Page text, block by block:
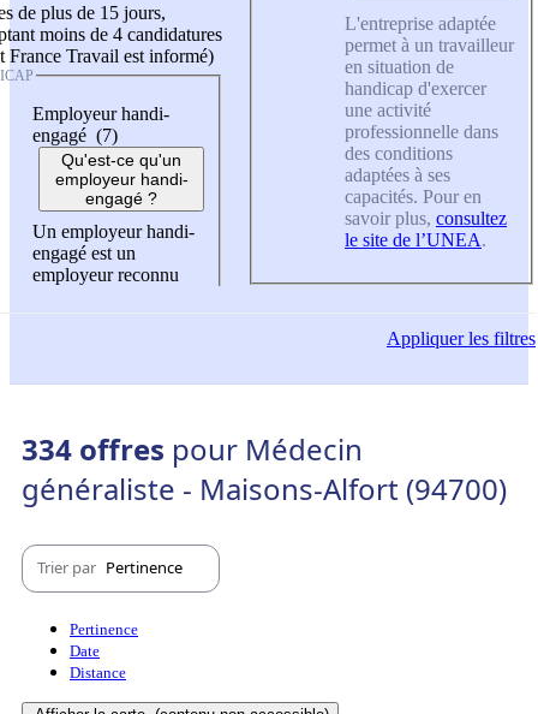
de plus de 15 jours,
moins de 4 candidatures
France Travail est informé)
Employeur handi-
engagé (7)
Qu'est-ce qu'un
employeur handi-
engagé ?
Un employeur handi-
engagé est un
employeur reconnu
L'entreprise adaptée
permet à un travailleur
en situation de
handicap d'exercer
une activité
professionnelle dans
des conditions
adaptées à ses
capacités. Pour en
savoir plus, consultez
le site de l’UNEA.
Appliquerles filtres
334 offres pour Médecin
généraliste - Maisons-Alfort (94700)
Trier par Pertinence
Pertinence
Date
Distance